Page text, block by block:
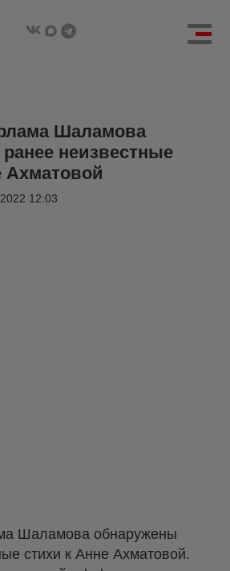
Шаламова
неизвестные
Ахматовой
12:03
Шаламова обнаружены
стихи к Анне Ахматовой.